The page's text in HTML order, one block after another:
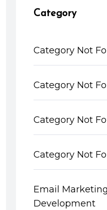
Category
Category Not
Category Not
Category Not
Category Not
Email
Development